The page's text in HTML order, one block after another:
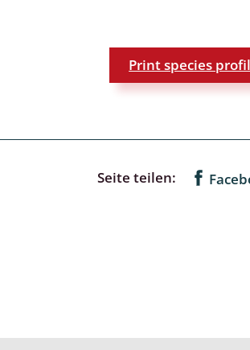
Arachnida: Opiliones
Chrysididae, Vespidae, Mutillidae,
Print species
Seite teilen: